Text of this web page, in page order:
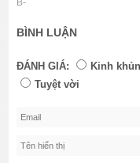
B-
BÌNH LUẬN
ĐÁNH GIÁ: Kinh
Tuyệt vời